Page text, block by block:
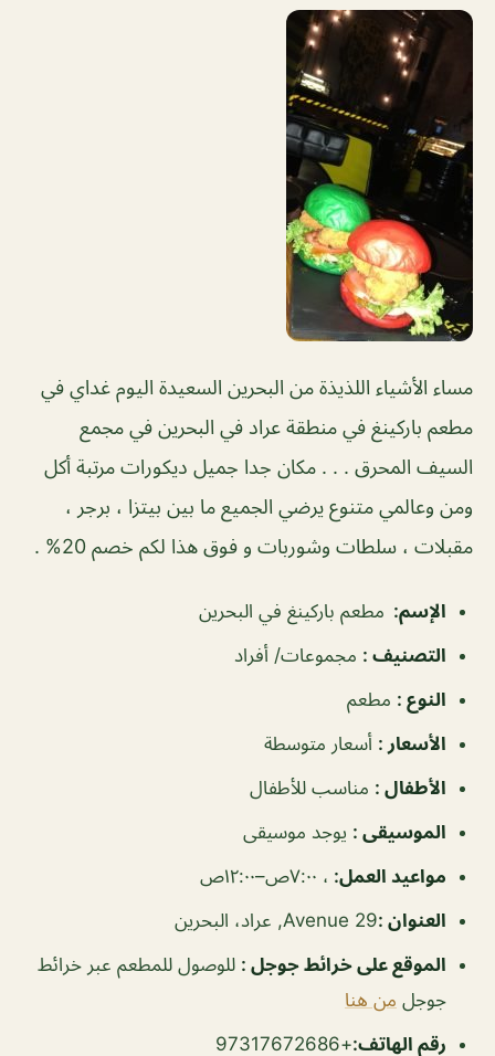
‏مساء الأشياء اللذيذة من البحرين السعيدة اليوم غداي في
مطعم باركينغ في منطقة عراد في البحرين في مجمع
السيف المحرق . . . مكان جدا جميل ديكورات مرتبة أكل
ومن وعالمي متنوع يرضي الجميع ما بين بيتزا ، برجر ،
مقبلات ، سلطات وشوربات و فوق هذا لكم خصم 20% .
الإسم: مطعم باركينغ في البحرين
التصنيف : مجموعات/ أفراد
النوع : مطعم
الأسعار : أسعار متوسطة
الأطفال : مناسب للأطفال
الموسيقى : يوجد موسيقى
مواعيد العمل: ، ٧:٠٠ص–١٢:٠٠ص
العنوان :Avenue 29, عراد، البحرين
الموقع على خرائط جوجل : للوصول للمطعم عبر خرائط
جوجل من هنا
رقم الهاتف:+97317672686